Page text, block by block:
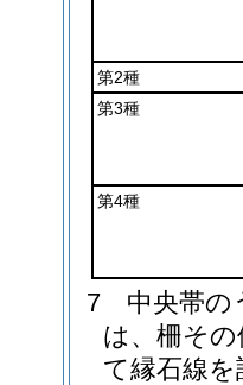
第2種
第3種
第4種
7
中央帯の
は、柵そ
て縁石線